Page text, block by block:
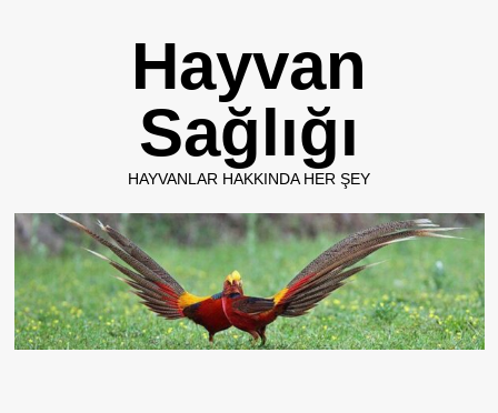
Hayvan
Sağlığı
HAYVANLAR HAKKINDA HER ŞEY